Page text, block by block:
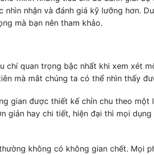
nhận và đánh giá kỹ lưỡng hơn.
mà bạn nên tham khảo.
chí quan trọng bậc nhất khi xem xét
mà mắt chúng ta có thể nhìn thấy
gian được thiết kế chỉn chu theo một
giản hay chi tiết, hiện đại thì mọi
không có không gian chết. Mọi